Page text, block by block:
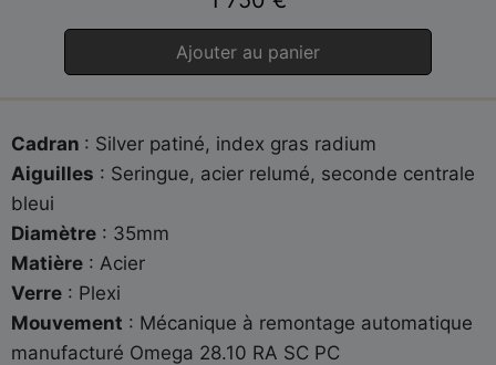
Ajouter au panier
Cadran : Silver patiné, index gras radium
Aiguilles : Seringue, acier relumé, seconde centrale
bleui
Diamètre : 35mm
Matière : Acier
Verre : Plexi
Mouvement : Mécanique à remontage automatique
manufacturé Omega 28.10 RA SC PC